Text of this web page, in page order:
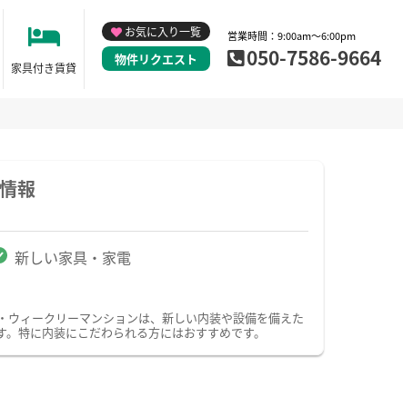
家具付き賃貸
お気に入り一覧
物件リクエスト
営業時間：9:00am～6:00pm
050-7586-9664
報
新しい家具・家電
ィークリーマンションは、新しい内装や設備を備えた
特に内装にこだわられる方にはおすすめです。